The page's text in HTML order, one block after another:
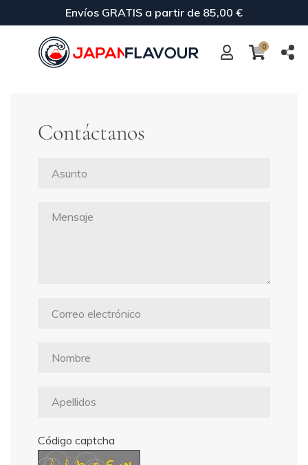
Envíos GRATIS a partir de 85,00 €
0
Contáctanos
Código captcha